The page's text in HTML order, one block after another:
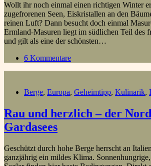
Wollt ihr noch einmal einen richtigen Winter
zugefrorenen Seen, Eiskristallen an den
reinen Luft? Dann besucht doch einmal
Ermland-Masuren liegt im südlichen Teil des
und gilt als eine der schönsten…
6 Kommentare
Berge, Europa, Geheimtipp, Kulinarik,
Rau und herzlich – der
Gardasees
Geschützt durch hohe Berge herrscht an
ganzjährig ein mildes Klima.